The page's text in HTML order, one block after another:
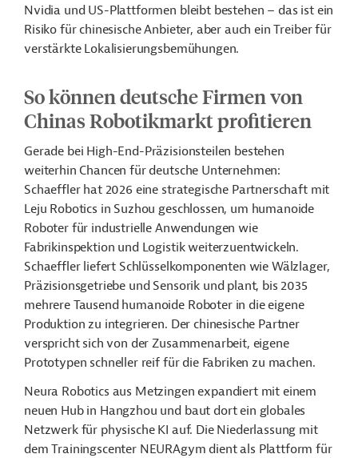
Nvidia und US-Plattformen bleibt bestehen – das ist ein
Risiko für chinesische Anbieter, aber auch ein Treiber für
verstärkte Lokalisierungsbemühungen.
So können deutsche Firmen von
Chinas Robotikmarktprofitieren
Gerade bei High-End-Präzisionsteilen bestehen
weiterhin Chancen für deutsche Unternehmen:
Schaeffler hat 2026 eine strategische Partnerschaft mit
Leju Robotics in Suzhou geschlossen, um humanoide
Roboter für industrielle Anwendungen wie
Fabrikinspektion und Logistik weiterzuentwickeln.
Schaeffler liefert Schlüsselkomponenten wie Wälzlager,
Präzisionsgetriebe und Sensorik und plant, bis 2035
mehrere Tausend humanoide Roboter in die eigene
Produktion zu integrieren. Der chinesische Partner
verspricht sich von der Zusammenarbeit, eigene
Prototypen schneller reif für die Fabriken zu machen.
Neura Robotics aus Metzingen expandiert mit einem
neuen Hub in Hangzhou und baut dort ein globales
Netzwerk für physische KI auf. Die Niederlassung mit
dem Trainingscenter NEURAgym dient als Plattform für